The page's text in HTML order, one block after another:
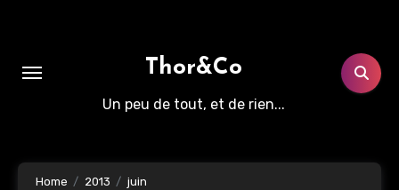
Thor&Co
Un peu de tout, et de rien...
Home 2013
juin